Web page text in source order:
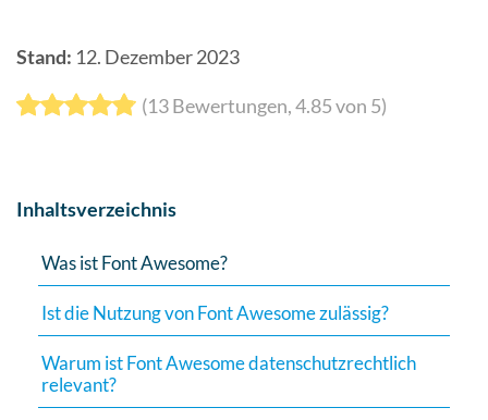
gelangen.
von
Stand: 12. Dezember 2023
(13Bewertungen,4.85von 5)
Inhaltsverzeichnis
Was ist Font Awesome?
Ist die Nutzung von Font Awesome zulässig?
Warum ist Font Awesome datenschutzrechtlich
relevant?